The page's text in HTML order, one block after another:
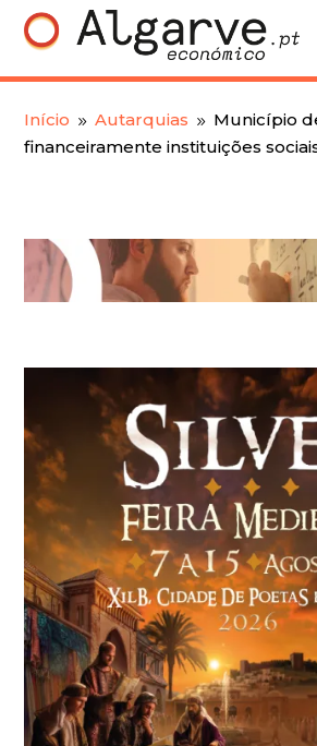
Início 9 Autarquias 9 Município
financeiramente instituições